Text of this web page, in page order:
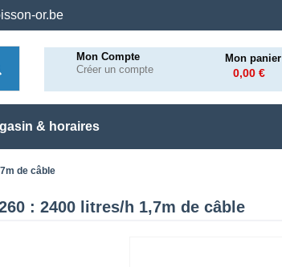
or.be
Mon Compte
Créer un compte
Mon panier
0,00 €
& horaires
de câble
: 2400 litres/h 1,7m de câble